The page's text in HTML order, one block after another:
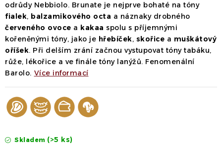
odrůdy Nebbiolo. Brunate je nejprve bohaté na tóny
fialek, balzamikového octa a náznaky drobného
červeného ovoce a kakaa spolu s příjemnými
kořeněnými tóny, jako je hřebíček, skořice a muškátový
oříšek. Při delším zrání začnou vystupovat tóny tabáku,
růže, lékořice a ve finále tóny lanýžů. Fenomenální
Barolo. Více informací
Skladem (>5 ks)